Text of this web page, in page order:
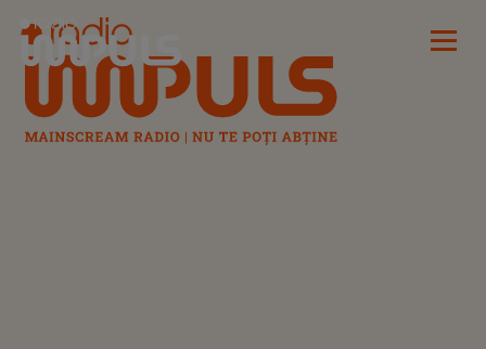
Radio Impuls